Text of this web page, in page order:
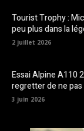
Tourist Trophy :
peu plus dans la
2 juillet 2026
Essai Alpine A110
regretter de ne
3 juin 2026